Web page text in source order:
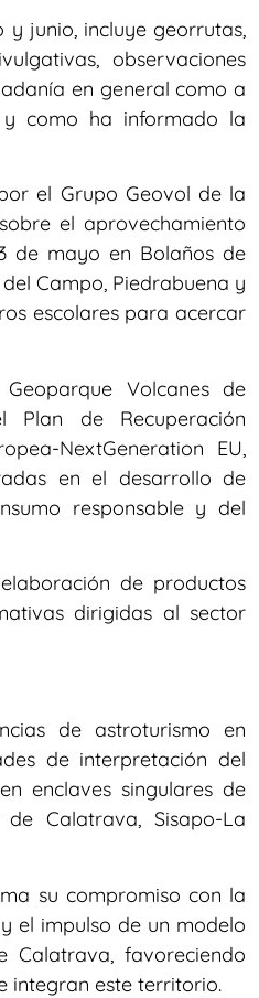
junio, incluye georrutas,
observaciones
en general como a
y como ha informado la
el Grupo Geovol de la
el aprovechamiento
de mayo en Bolaños de
Campo, Piedrabuena y
escolares para acercar
Volcanes de
de Recuperación
NextGeneration EU,
en el desarrollo de
responsable y del
de productos
dirigidas al sector
de astroturismo en
de interpretación del
enclaves singulares de
Calatrava, Sisapo-La
su compromiso con la
el impulso de un modelo
Calatrava, favoreciendo
integran este territorio.